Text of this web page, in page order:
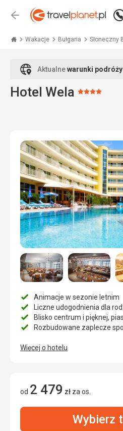
Wstecz
Wakacje Bułgaria Słoneczny
Aktualnewarunki podróży
Hotel Wela Ocena:
Animacje w sezonie letnim
Liczne udogodnienia dla
Blisko centrum i pięknej,
Rozbudowane zaplecze
Więcej o hotelu
od 2 479 zł za os.
Wybierz